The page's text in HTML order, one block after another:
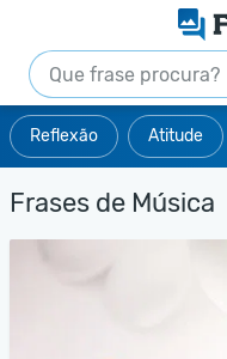
Reflexão Atitude
Frases de Música